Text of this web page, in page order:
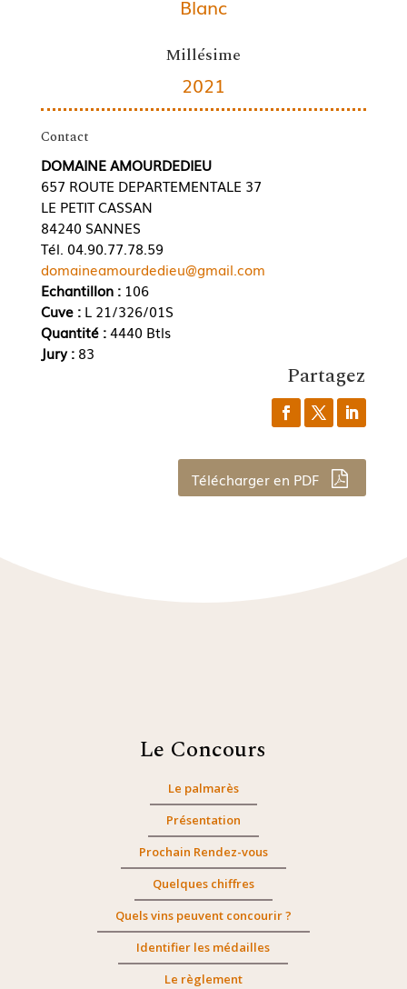
Blanc
Millésime
2021
Contact
DOMAINE AMOURDEDIEU
657 ROUTE DEPARTEMENTALE 37
LE PETIT CASSAN
84240 SANNES
Tél. 04.90.77.78.59
domaineamourdedieu@gmail.com
Echantillon :106
Cuve : L 21/326/01S
Quantité :4440 Btls
Jury : 83
Partagez
Télécharger en PDF
Le Concours
Le palmarès
Présentation
Prochain Rendez-vous
Quelques chiffres
Quels vins peuvent concourir ?
Identifier les médailles
Le règlement